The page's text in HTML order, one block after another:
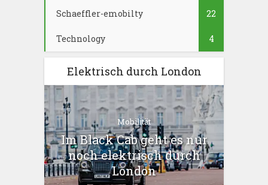
Schaeffler-emobilty 22
Technology 4
Elektrisch durch London
Mobilität
Im Black Cab geht es nur
noch elektrisch durch
London